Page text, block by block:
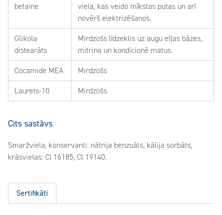
betaine
viela, kas veido mīkstas putas un arī
novērš elektrizēšanos.
Glikola
distearāts
Mirdzošs līdzeklis uz augu eļļas bāzes,
mitrina un kondicionē matus.
Cocamide MEA Mirdzošs
Laurets-10 Mirdzošs
Cits sastāvs
Smaržviela, konservanti: nātrija benzoāts, kālija sorbāts,
krāsvielas: Cl 16185, Cl 19140.
Sertifikāti